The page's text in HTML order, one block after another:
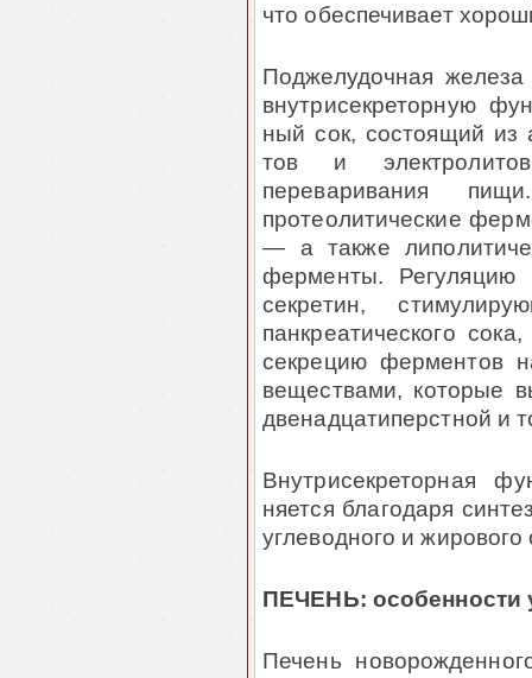
что обеспечивает
Поджелудочная
внутрисекреторную
ный сок, состоящий из
тов и
переваривания
протеолитические
— а также
ферменты. Регуляцию
секретин,
панкреатического
секрецию ферментов
веществами, которые
двенадцатиперстной и
Внутрисекреторная
няется благодаря
углеводного и
ПЕЧЕНЬ: особенности
Печень